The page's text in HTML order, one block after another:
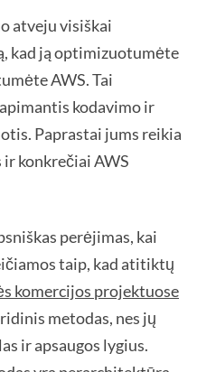
atveju visiškai
kad ją optimizuotumėte
AWS. Tai
kodavimo ir
Paprastai jums reikia
konkrečiai AWS
perėjimas, kai
taip, kad atitiktų
komercijos projektuose
metodas, nes jų
ir apsaugos lygius.